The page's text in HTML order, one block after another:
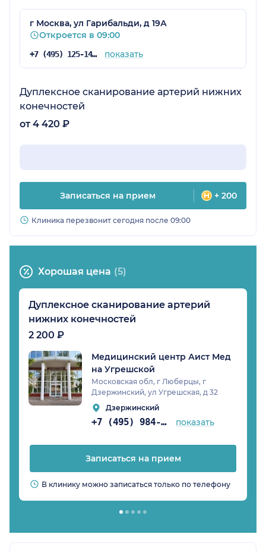
г Москва, ул Гарибальди, д 19А
Откроется в 09:00
+7 (495) 125-14-89 показать
Дуплексное сканирование артерий нижних
конечностей
от 4 420 ₽
Записаться на прием + 200
Клиника перезвонит сегодня после 09:00
Хорошая цена (5)
Дуплексное сканирование артерий
нижних конечностей
2 200 ₽
Медицинский центр Аист Мед
на Угрешской
Московская обл, г Люберцы, г
Дзержинский, ул Угрешская, д 32
Дзержинский
+7 (495) 984-42-13 показать
Записаться на прием
В клинику можно записаться только по телефону